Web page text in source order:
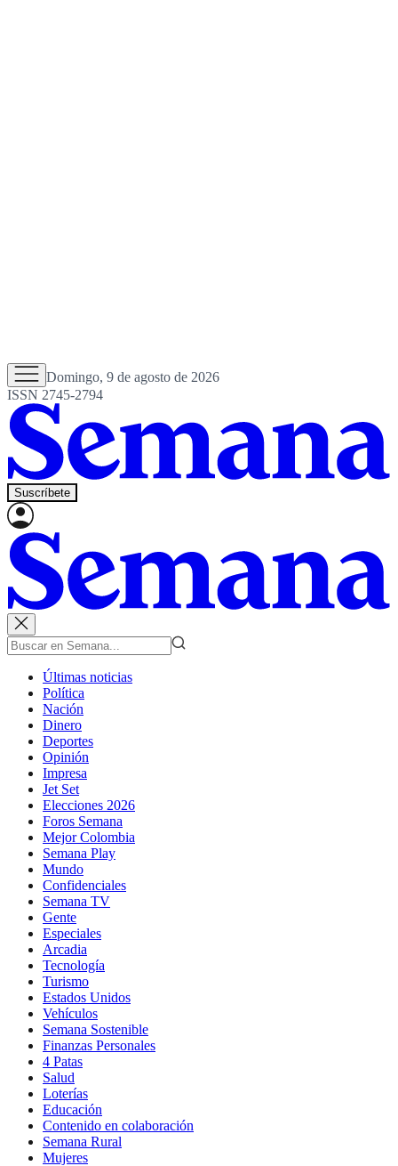
Domingo, 9 de agosto de 2026
ISSN 2745-2794
Suscríbete
Últimas noticias
Política
Nación
Dinero
Deportes
Opinión
Impresa
Jet Set
Elecciones 2026
Foros Semana
Mejor Colombia
Semana Play
Mundo
Confidenciales
Semana TV
Gente
Especiales
Arcadia
Tecnología
Turismo
Estados Unidos
Vehículos
Semana Sostenible
Finanzas Personales
4 Patas
Salud
Loterías
Educación
Contenido en colaboración
Semana Rural
Mujeres